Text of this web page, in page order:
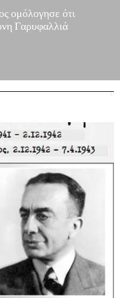
ομόλογησε ότι
Γαρυφαλλιά